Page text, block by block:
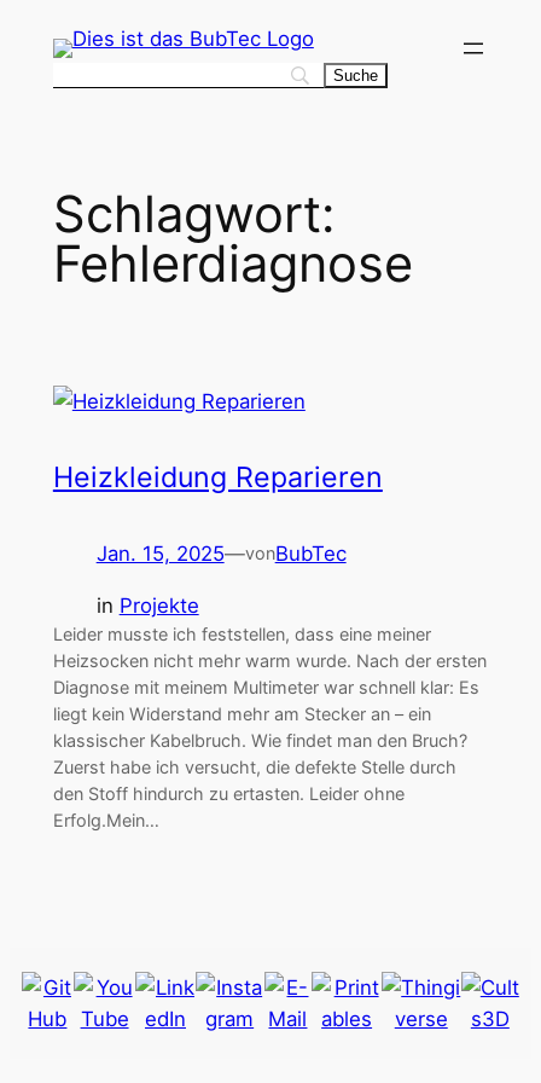
Inhalt
springen
Schlagwort:
Fehlerdiagnose
Heizkleidung Reparieren
Jan. 15, 2025—vonBubTec
in Projekte
Leider musste ich feststellen, dass eine meiner
Heizsocken nicht mehr warm wurde. Nach der ersten
Diagnose mit meinem Multimeter war schnell klar: Es
liegt kein Widerstand mehr am Stecker an – ein
klassischer Kabelbruch. Wie findet man den Bruch?
Zuerst habe ich versucht, die defekte Stelle durch
den Stoff hindurch zu ertasten. Leider ohne
Erfolg.Mein…